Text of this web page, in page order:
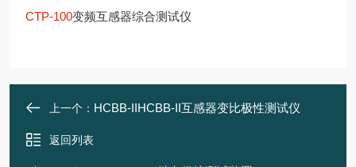
CTP-100变频互感器综合测试仪
上一个： HCBB-IIHCBB-II互感器变比极性测试仪
返回列表